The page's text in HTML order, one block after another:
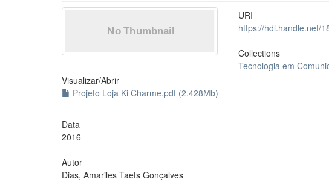
Visualizar/Abrir
Projeto Loja Ki Charme.pdf (2.428Mb)
Data
2016
Autor
Dias, Amariles Taets Gonçalves
URI
https://hdl.handle.net/
Collections
Tecnologia em